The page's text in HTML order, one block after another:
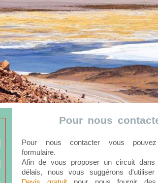
Pour nous
Pour nous contacter vous
formulaire.
Afin de vous proposer un circuit dans
délais, nous vous suggérons d'utiliser